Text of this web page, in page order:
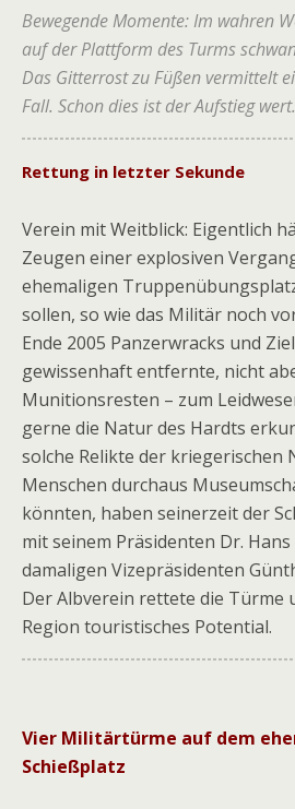
Bewegende Momente: Im wahren
auf der Plattform des Turms
Das Gitterrost zu Füßen vermittelt
Fall. Schon dies ist der Aufstieg wert.
Rettung in letzter Sekunde
Verein mit Weitblick: Eigentlich
Zeugen einer explosiven
ehemaligen
sollen, so wie das Militär noch
Ende 2005 Panzerwracks und
gewissenhaft entfernte, nicht
Munitionsresten – zum
gerne die Natur des Hardts
solche Relikte der kriegerischen
Menschen durchaus
könnten, haben seinerzeit der
mit seinem Präsidenten Dr.
damaligen Vizepräsidenten
Der Albverein rettete die Türme
Region touristisches Potential.
Vier Militärtürme auf dem
Schießplatz